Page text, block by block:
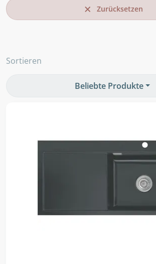
Zurücksetzen
Sortieren
Beliebte Produkte